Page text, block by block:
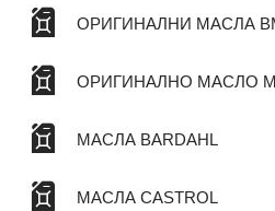
ОРИГИНАЛНИ МАСЛА
ОРИГИНАЛНО МАСЛО
МАСЛА BARDAHL
МАСЛА CASTROL